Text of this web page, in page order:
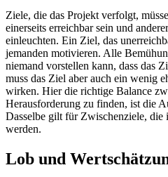
Ziele, die das Projekt verfolgt,
einerseits erreichbar sein und
einleuchten. Ein Ziel, das
jemanden motivieren. Alle
niemand vorstellen kann, dass das
muss das Ziel aber auch ein wenig
wirken. Hier die richtige Balance
Herausforderung zu finden, ist die
Dasselbe gilt für Zwischenziele, die
werden.
Lob und